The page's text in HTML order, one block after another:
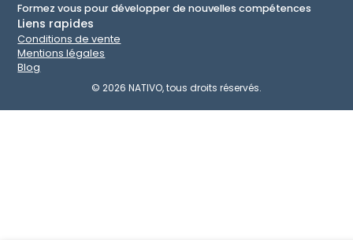
Formez vous pour développer de nouvelles compétences
Liens rapides
Conditions de vente
Mentions légales
Blog
© 2026 NATIVO, tous droits réservés.